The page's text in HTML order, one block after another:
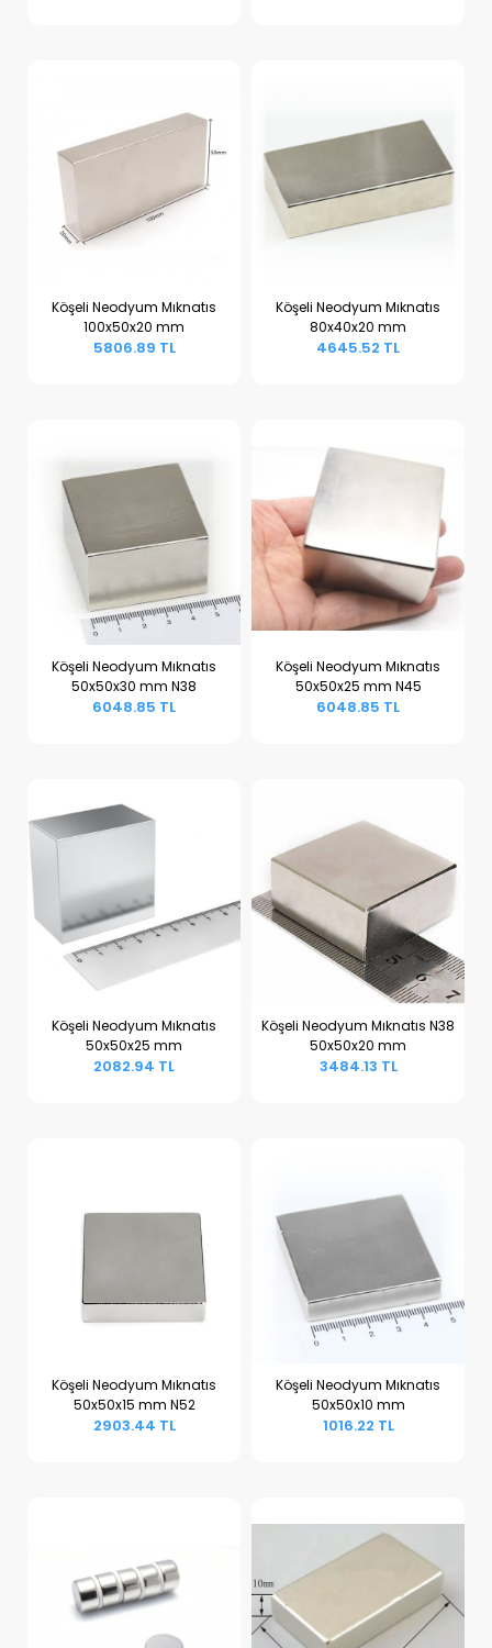
Sepete Ekle
Köşeli Neodyum Mıknatıs
100x50x20 mm
5806.89 TL
Sepete Ekle
Köşeli Neodyum Mıknatıs
80x40x20 mm
4645.52 TL
Sepete Ekle
Köşeli Neodyum Mıknatıs
50x50x30 mm N38
6048.85 TL
Sepete Ekle
Köşeli Neodyum Mıknatıs
50x50x25 mm N45
6048.85 TL
Sepete Ekle
Köşeli Neodyum Mıknatıs
50x50x25 mm
2082.94 TL
Sepete Ekle
Köşeli Neodyum Mıknatıs N38
50x50x20 mm
3484.13 TL
Sepete Ekle
Köşeli Neodyum Mıknatıs
50x50x15 mm N52
2903.44 TL
Sepete Ekle
Köşeli Neodyum Mıknatıs
50x50x10 mm
1016.22 TL